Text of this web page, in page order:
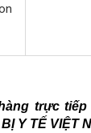
trực tiếp
Y TẾ VIỆT